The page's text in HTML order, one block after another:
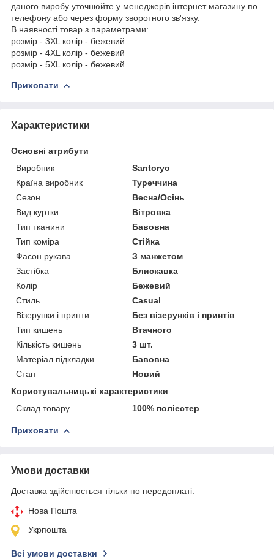
даного виробу уточнюйте у менеджерів інтернет магазину по
телефону або через форму зворотного зв'язку.
В наявності товар з параметрами:
розмір - 3XL колір - бежевий
розмір - 4XL колір - бежевий
розмір - 5XL колір - бежевий
Приховати
Характеристики
Основні атрибути
Виробник
Santoryo
Країна виробник
Туреччина
Сезон
Весна/Осінь
Вид куртки
Вітровка
Тип тканини
Бавовна
Тип коміра
Стійка
Фасон рукава
З манжетом
Застібка
Блискавка
Колір
Бежевий
Стиль
Casual
Візерунки і принти
Без візерунків і принтів
Тип кишень
Втачного
Кількість кишень
3 шт.
Матеріал підкладки
Бавовна
Стан
Новий
Користувальницькі характеристики
Склад товару
100% поліестер
Приховати
Умови доставки
Доставка здійснюється тільки по передоплаті.
Нова Пошта
Укрпошта
Всі умови доставки